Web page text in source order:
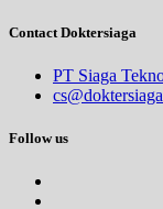
Contact Doktersiaga
PT Siaga
Follow us